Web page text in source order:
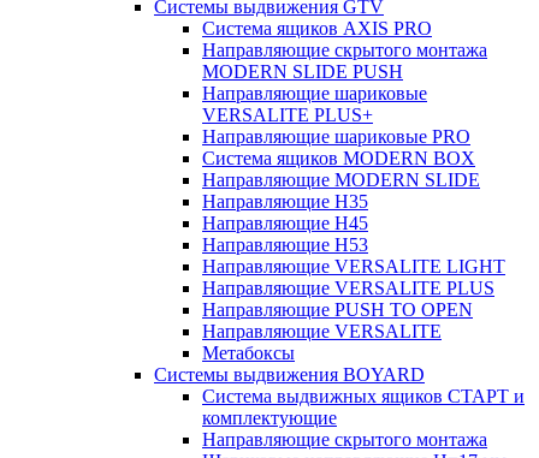
Системы выдвижения GTV
Система ящиков AXIS PRO
Направляющие скрытого монтажа
MODERN SLIDE PUSH
Направляющие шариковые
VERSALITE PLUS+
Направляющие шариковые PRO
Система ящиков MODERN BOX
Направляющие MODERN SLIDE
Направляющие H35
Направляющие H45
Направляющие H53
Направляющие VERSALITE LIGHT
Направляющие VERSALITE PLUS
Направляющие PUSH TO OPEN
Направляющие VERSALITE
Метабоксы
Системы выдвижения BOYARD
Система выдвижных ящиков СТАРТ и
комплектующие
Направляющие скрытого монтажа